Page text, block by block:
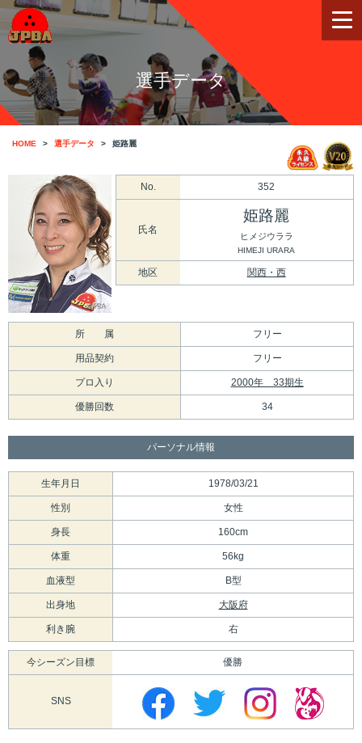
選手データ
HOME 選手データ 姫路麗
No. 352
氏名
姫路麗
ヒメジウララ
HIMEJI URARA
地区 関西・西
所 属 フリー
用品契約 フリー
プロ入り 2000年 33期生
優勝回数 34
パーソナル情報
生年月日 1978/03/21
性別 女性
身長 160cm
体重 56kg
血液型 B型
出身地 大阪府
利き腕 右
今シーズン目標 優勝
SNS